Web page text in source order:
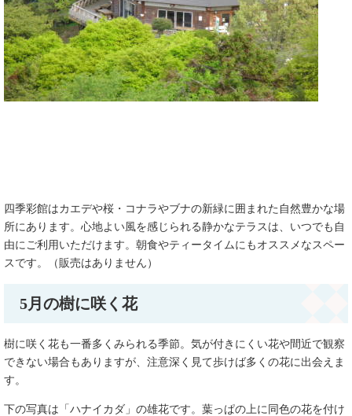
四季彩館はカエデや桜・コナラやブナの新緑に囲まれた自然豊かな場
所にあります。心地よい風を感じられる静かなテラスは、いつでも自
由にご利用いただけます。朝食やティータイムにもオススメなスペー
スです。（販売はありません）
5月の樹に咲く花
樹に咲く花も一番多くみられる季節。気が付きにくい花や間近で観察
できない場合もありますが、注意深く見て歩けば多くの花に出会えま
す。
下の写真は「ハナイカダ」の雄花です。葉っぱの上に同色の花を付け